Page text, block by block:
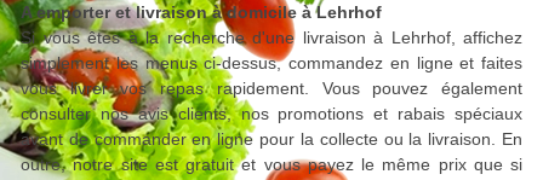
A emporter et livraison à domicile à Lehrhof
Si vous êtes à la recherche d'une livraison à Lehrhof, affichez
simplement les menus ci-dessus, commandez en ligne et faites
vous livrer vos repas rapidement. Vous pouvez également
consulter nos avis clients, nos promotions et rabais spéciaux
avant de commander en ligne pour la collecte ou la livraison. En
outre, notre site est gratuit et vous payez le même prix que si